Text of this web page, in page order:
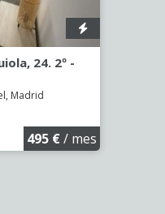
24. 2º -
Madrid
495 €/ mes